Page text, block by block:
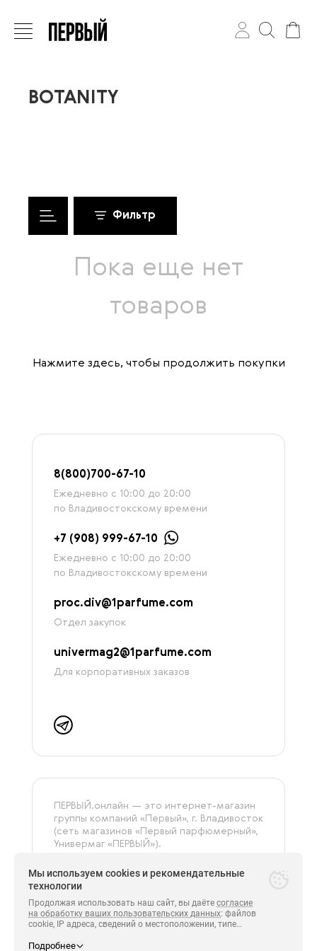
BOTANITY
Фильтр
Пока еще нет
товаров
Нажмите здесь, чтобы продолжить покупки
8(800)700-67-10
Ежедневно с 10:00 до 20:00
по Владивостокскому времени
+7 (908) 999-67-10
Ежедневно с 10:00 до 20:00
по Владивостокскому времени
proc.div@1parfume.com
Отдел закупок
univermag2@1parfume.com
Для корпоративных заказов
ПЕРВЫЙ.онлайн — это интернет-магазин
группы компаний «‎Первый», г. Владивосток
(сеть магазинов «Первый парфюмерный»,
Универмаг «ПЕРВЫЙ»).
оригинальная и сертифицированная
продукция.
Все права защищены.
ПЕРВЫЙ 2014-2026.
Мы используем cookies и рекомендательные
технологии
Продолжая использовать наш сайт, вы даёте согласие
на обработку ваших пользовательских данных: файлов
cookie, IP адреса, сведений о местоположении, типе
с которых были совершены переходы на сайт
Подробнее